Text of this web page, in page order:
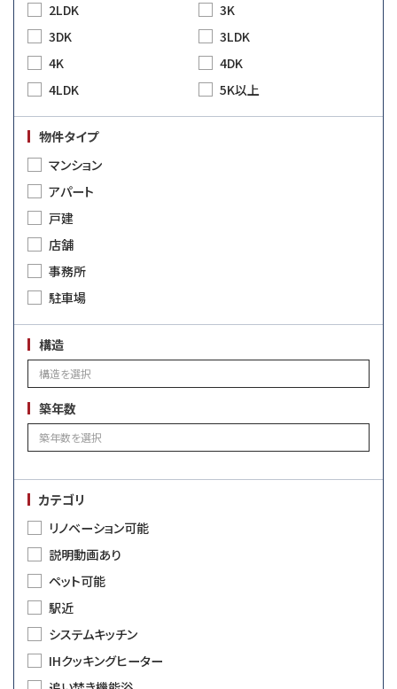
2LDK
3K
3DK
3LDK
4K
4DK
4LDK
5K以上
物件タイプ
マンション
アパート
戸建
店舗
事務所
駐車場
構造
築年数
カテゴリ
リノベーション可能
説明動画あり
ペット可能
駅近
システムキッチン
IHクッキングヒーター